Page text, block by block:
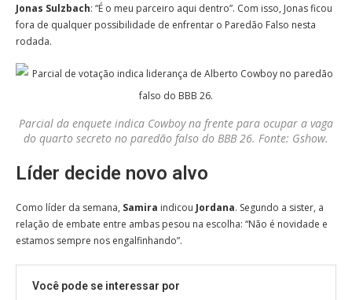
Jonas Sulzbach: “É o meu parceiro aqui dentro”. Com isso, Jonas ficou
fora de qualquer possibilidade de enfrentar o Paredão Falso nesta
rodada.
Parcial da enquete indica Cowboy na frente para ocupar a vaga
do quarto secreto no paredão falso do BBB 26. Fonte: Gshow.
Líder decide novo alvo
Como líder da semana, Samira indicou Jordana. Segundo a sister, a
relação de embate entre ambas pesou na escolha: “Não é novidade e
estamos sempre nos engalfinhando”.
Você pode se interessar por